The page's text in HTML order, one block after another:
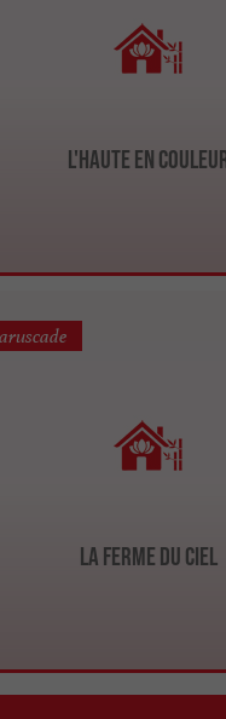
L'Haute en
La Ferme du Ciel